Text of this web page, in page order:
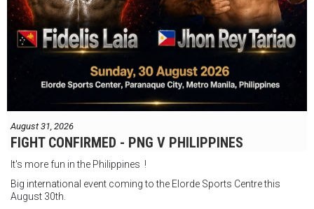
August 31, 2026
FIGHT CONFIRMED - PNG V PHILIPPINES
It's more fun in the Philippines !
Big international event coming to the Elorde Sports Centre this
August 30th.